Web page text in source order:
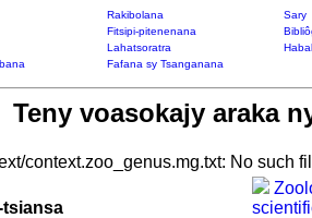
Rakibolana Sary
Fitsipi-pitenenana
Lahatsoratra
Fafana sy Tsanganana
Teny voasokajy araka
context.zoo_genus.mg.txt: No such